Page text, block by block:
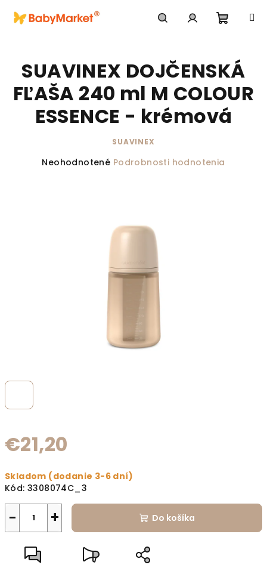
€21,20
Skladom (dodanie 3-6 dní)
Kód: 3308074C_3
+
− Do košíka
SUAVINEX DOJČENSKÁ
FĽAŠA 240 ml M COLOUR
ESSENCE - krémová
SUAVINEX
Priemerné hodnotenie produktu je 0,0 z 5
Neohodnotené Podrobnosti hodnotenia